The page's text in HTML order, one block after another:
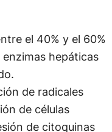
el 40% y el 60%
enzimas hepáticas
de radicales
de células
de citoquinas